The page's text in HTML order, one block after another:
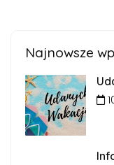
Najnowsze